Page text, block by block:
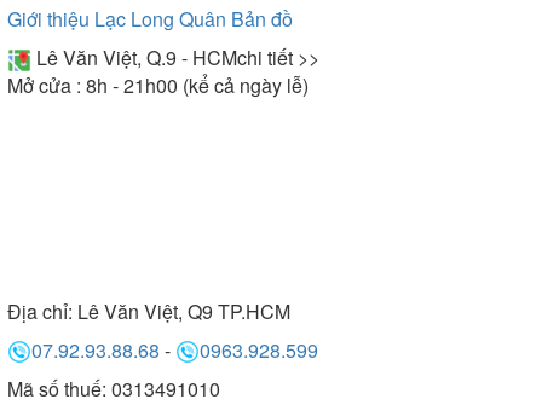
Giới thiệu Lạc Long Quân Bản đồ
Lê Văn Việt, Q.9 - HCMchi tiết >>
Mở cửa : 8h - 21h00 (kể cả ngày lễ)
Địa chỉ: Lê Văn Việt, Q9 TP.HCM
07.92.93.88.68 -
0963.928.599
Mã số thuế: 0313491010